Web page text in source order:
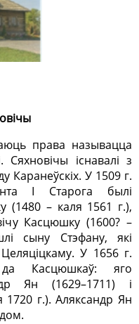
права называцца
існавалі з
Каранеўскіх. У 1509 г.
I Старога былі
(1480 – каля 1561 г.),
Касцюшку (1600? –
сыну Стэфану, які
У 1656 г.
Касцюшкаў: яго
Ян (1629–1711) і
г.). Аляксандр Ян